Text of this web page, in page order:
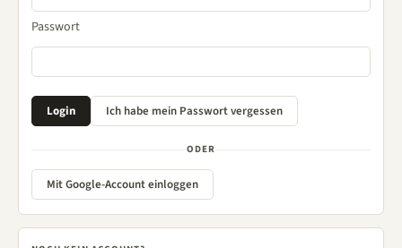
Passwort
ODER
Mit Google-Account einloggen